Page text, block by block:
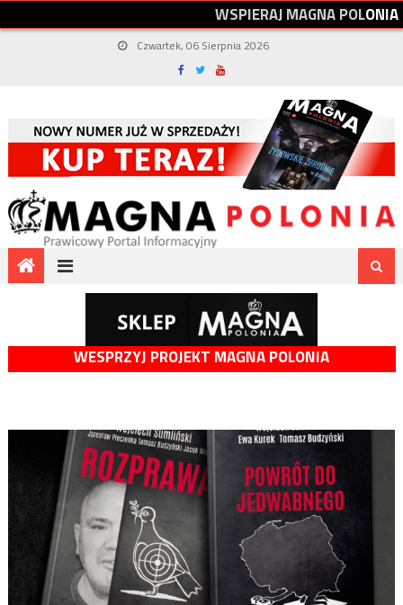
WSPIERAJMAGNAPOLONIA
Czwartek, 06 Sierpnia 2026
WESPRZYJ PROJEKT MAGNA POLONIA